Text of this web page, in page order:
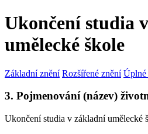
Ukončení studia
umělecké škole
Základní znění Rozšířené znění Úplné
3. Pojmenování (název)
Ukončení studia v základní umělecké